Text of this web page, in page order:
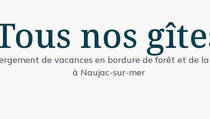
nos
de vacances en bordure de forêt et de
à Naujac-sur-mer